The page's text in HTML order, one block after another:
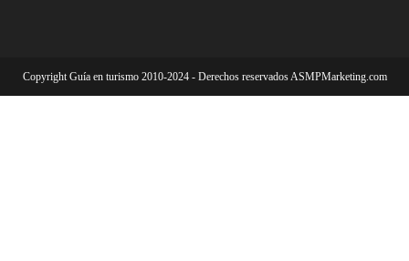
Copyright Guía en turismo 2010-2024 - Derechos reservados ASMPMarketing.com